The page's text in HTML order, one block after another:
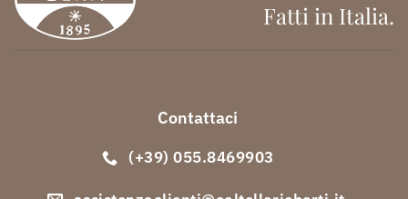
Fatti in Italia.
Contattaci
(+39) 055.8469903